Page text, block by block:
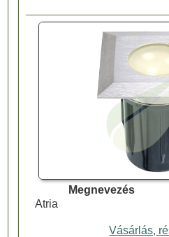
Megnevezés
Atria
Vásárlás,